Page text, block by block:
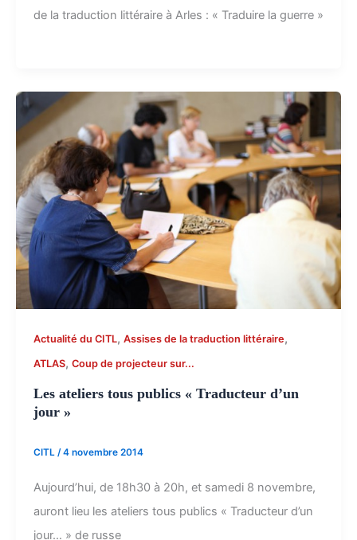
de la traduction littéraire à Arles : « Traduire la guerre »
Actualité du CITL, Assises de la traduction littéraire,
ATLAS, Coup de projecteur sur...
Les ateliers tous publics « Traducteur d’un
jour »
CITL /4 novembre 2014
Aujourd’hui, de 18h30 à 20h, et samedi 8 novembre,
auront lieu les ateliers tous publics « Traducteur d’un
jour… » de russe